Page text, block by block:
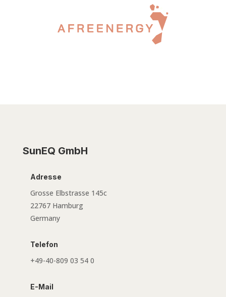
SunEQ GmbH
Adresse
Grosse Elbstrasse 145c
22767 Hamburg
Germany
Telefon
+49-40-809 03 54 0
E-Mail